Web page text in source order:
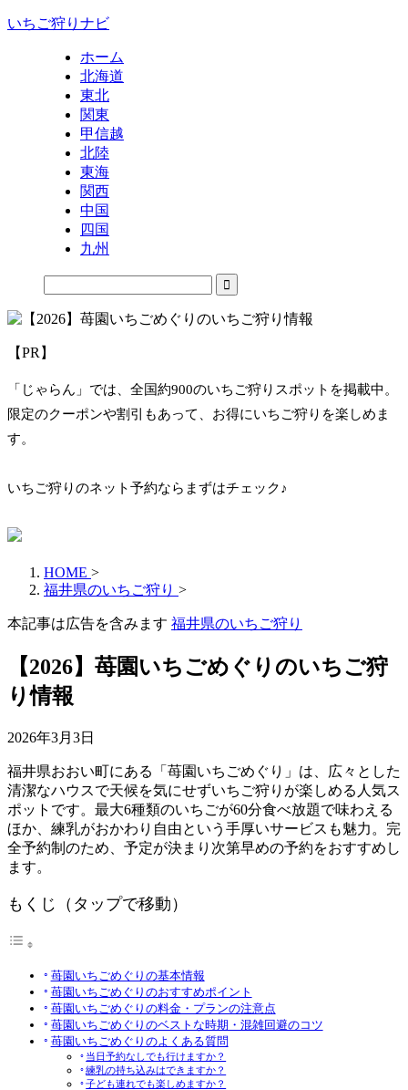
いちご狩りナビ
ホーム
北海道
東北
関東
甲信越
北陸
東海
関西
中国
四国
九州
【PR】
「じゃらん」では、全国約900のいちご狩りスポットを掲載中。
限定のクーポンや割引もあって、お得にいちご狩りを楽しめま
す。
いちご狩りのネット予約ならまずはチェック♪
HOME >
福井県のいちご狩り >
本記事は広告を含みます 福井県のいちご狩り
【2026】苺園いちごめぐりのいちご狩
り情報
2026年3月3日
福井県おおい町にある「苺園いちごめぐり」は、広々とした
清潔なハウスで天候を気にせずいちご狩りが楽しめる人気ス
ポットです。最大6種類のいちごが60分食べ放題で味わえる
ほか、練乳がおかわり自由という手厚いサービスも魅力。完
全予約制のため、予定が決まり次第早めの予約をおすすめし
ます。
もくじ（タップで移動）
苺園いちごめぐりの基本情報
苺園いちごめぐりのおすすめポイント
苺園いちごめぐりの料金・プランの注意点
苺園いちごめぐりのベストな時期・混雑回避のコツ
苺園いちごめぐりのよくある質問
当日予約なしでも行けますか？
練乳の持ち込みはできますか？
子ども連れでも楽しめますか？